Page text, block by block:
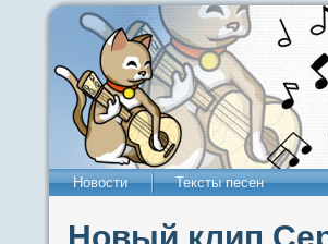
Новости Тексты песен